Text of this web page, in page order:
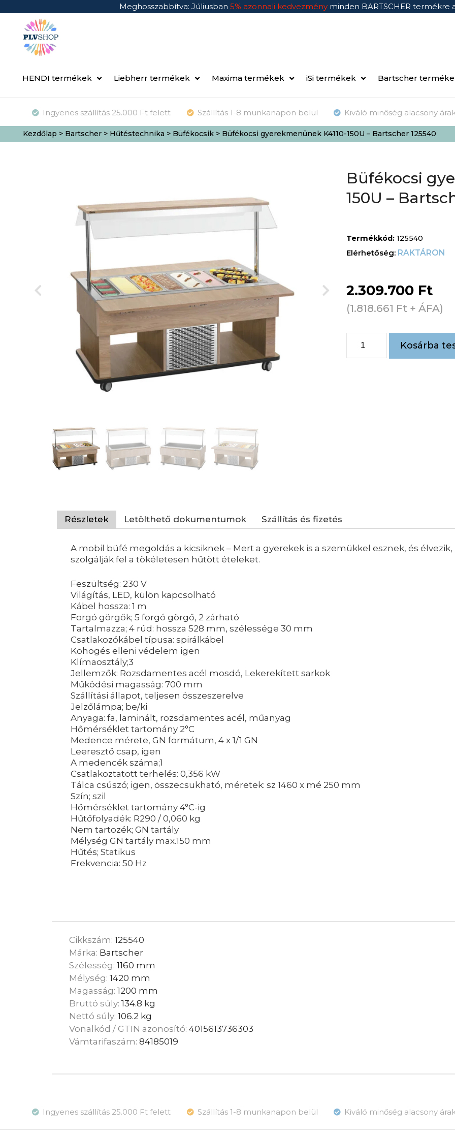
Meghosszabbítva: Júliusban 5% azonnali kedvezmény minden BARTSCHER termékre
HENDI termékek Liebherr termékek Maxima termékek iSi termékek Bartscher
Ingyenes szállítás 25.000 Ft felett Szállítás 1-8 munkanapon belül Kiváló minőség alacsony
Kezdőlap > Bartscher> Hűtéstechnika > Büfékocsik> Büfékocsi gyerekmenünek K4110-150U – Bartscher 125540
Büfékocsi
150U –
Termékkód: 125540
RAKTÁRON
2.309.700 Ft
(1.818.661 Ft + ÁFA)
Kosárba
Részletek Letölthető dokumentumok Szállítás és fizetés
A mobil büfé megoldás a kicsiknek – Mert a gyerekek is a szemükkel esznek, és
szolgálják fel a tökéletesen hűtött ételeket.
Feszültség: 230 V
Világítás, LED, külön kapcsolható
Kábel hossza: 1 m
Forgó görgők; 5 forgó görgő, 2 zárható
Tartalmazza; 4 rúd: hossza 528 mm, szélessége 30 mm
Csatlakozókábel típusa: spirálkábel
Köhögés elleni védelem igen
Klímaosztály;3
Jellemzők: Rozsdamentes acél mosdó, Lekerekített sarkok
Működési magasság: 700 mm
Szállítási állapot, teljesen összeszerelve
Jelzőlámpa; be/ki
Anyaga: fa, laminált, rozsdamentes acél, műanyag
Hőmérséklet tartomány 2°C
Medence mérete, GN formátum, 4 x 1/1 GN
Leeresztő csap, igen
A medencék száma;1
Csatlakoztatott terhelés: 0,356 kW
Tálca csúszó; igen, összecsukható, méretek: sz 1460 x mé 250 mm
Szín; szil
Hőmérséklet tartomány 4°C-ig
Hűtőfolyadék: R290 / 0,060 kg
Nem tartozék; GN tartály
Mélység GN tartály max.150 mm
Hűtés; Statikus
Frekvencia: 50 Hz
Cikkszám:125540
Márka: Bartscher
Szélesség:1160 mm
Mélység:1420 mm
Magasság:1200 mm
Bruttó súly:134.8 kg
Nettó súly:106.2 kg
Vonalkód / GTIN azonosító:4015613736303
Vámtarifaszám:84185019
Ingyenes szállítás 25.000 Ft felett Szállítás 1-8 munkanapon belül Kiváló minőség alacsony